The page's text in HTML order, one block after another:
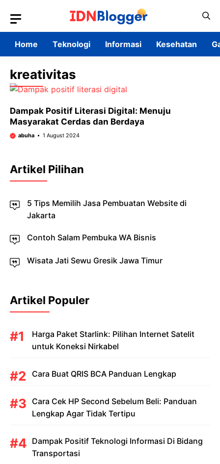
content
Home
Teknologi Informasi Kesehatan
kreativitas
Dampak Positif Literasi Digital: Menuju
Masyarakat Cerdas dan Berdaya
abuha 1 August 2024
Artikel Pilihan
5 Tips Memilih Jasa Pembuatan Website di
Jakarta
Contoh Salam Pembuka WA Bisnis
Wisata Jati Sewu Gresik Jawa Timur
Artikel Populer
Harga Paket Starlink: Pilihan Internet Satelit
untuk Koneksi Nirkabel
Cara Buat QRIS BCA Panduan Lengkap
Cara Cek HP Second Sebelum Beli: Panduan
Lengkap Agar Tidak Tertipu
Dampak Positif Teknologi Informasi Di Bidang
Transportasi